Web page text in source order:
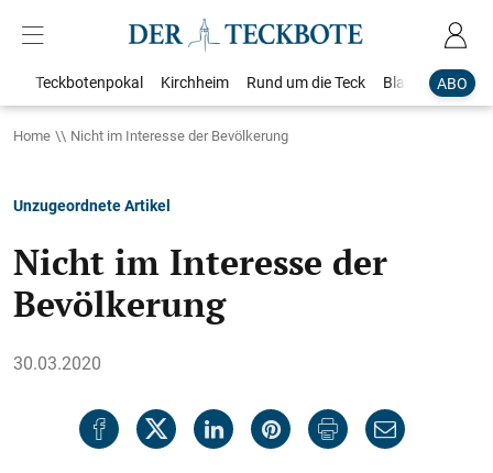
ABO
Teckbotenpokal Kirchheim Rund um die Teck Blaulicht
Home Nicht im Interesse der Bevölkerung
Unzugeordnete Artikel
Nicht im Interesse der
Bevölkerung
30.03.2020